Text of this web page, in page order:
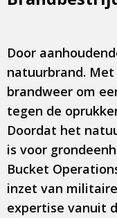
Door
natuurbrand.
brandweer om
tegen de
Doordat het
is voor
Bucket
inzet van
expertise vanuit